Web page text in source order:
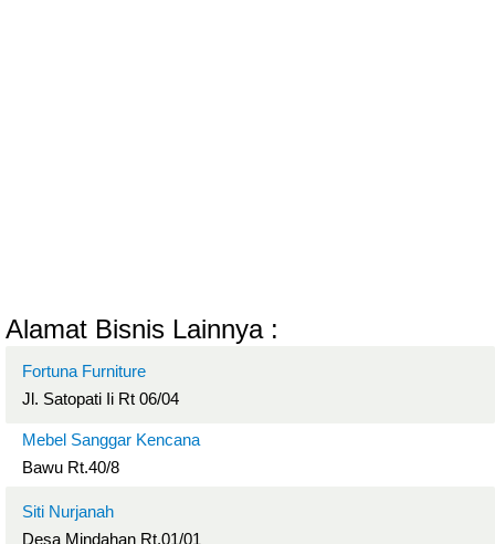
Alamat Bisnis Lainnya :
Fortuna Furniture
Jl. Satopati Ii Rt 06/04
Mebel Sanggar Kencana
Bawu Rt.40/8
Siti Nurjanah
Desa Mindahan Rt.01/01